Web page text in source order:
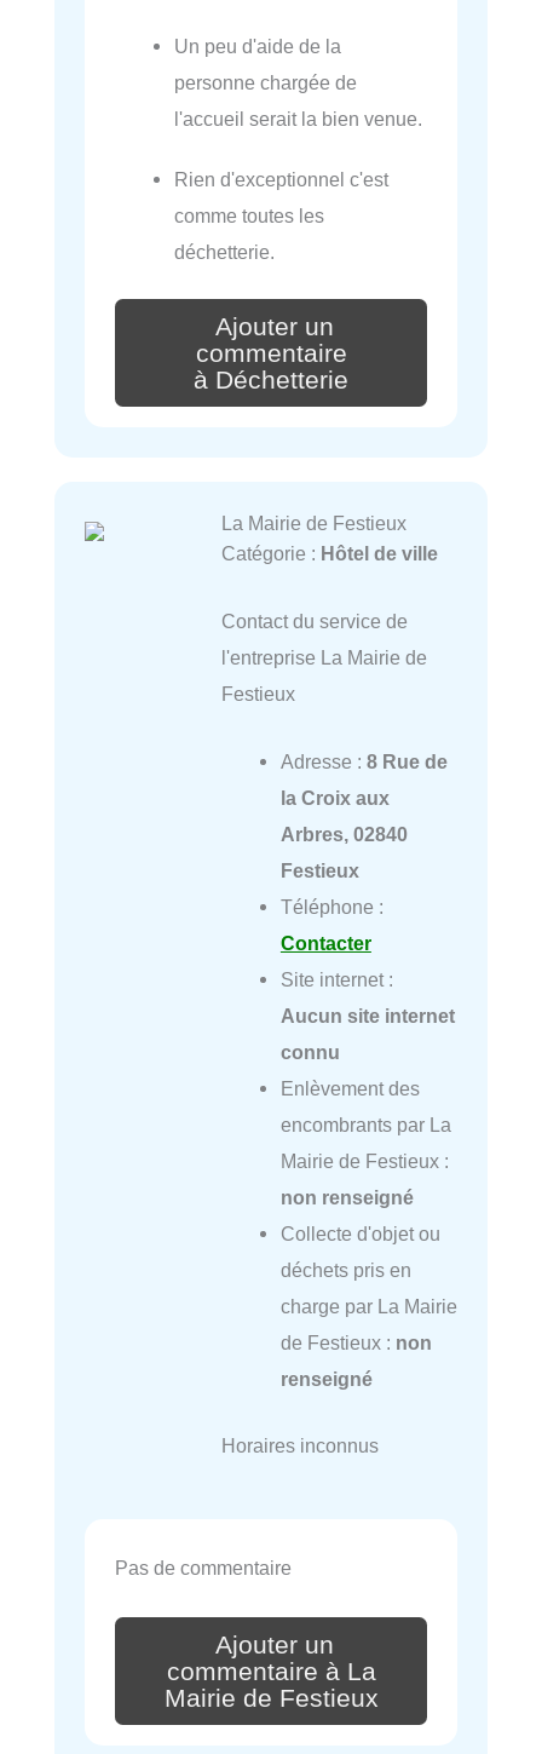
Un peu d'aide de la
personne chargée de
l'accueil serait la bien venue.
Rien d'exceptionnel c'est
comme toutes les
déchetterie.
Ajouter un
commentaire
à Déchetterie
La Mairie de Festieux
Catégorie : Hôtel de ville
Contact du service de
l'entreprise La Mairie de
Festieux
Adresse : 8 Rue de
la Croix aux
Arbres, 02840
Festieux
Téléphone :
Contacter
Site internet :
Aucun site internet
connu
Enlèvement des
encombrants par La
Mairie de Festieux :
non renseigné
Collecte d'objet ou
déchets pris en
charge par La Mairie
de Festieux : non
renseigné
Horaires inconnus
Pas de commentaire
Ajouter un
commentaire à La
Mairie de Festieux